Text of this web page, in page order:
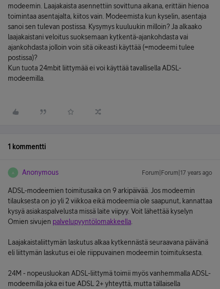
modeemin. Laajakaista asennettiin sovittuna aikana, erittäin hienoa
toimintaa asentajalta, kiitos vain. Modeemista kun kyselin, asentaja
sanoi sen tulevan postissa. Kysymys kuuluukin milloin? Ja alkaako
laajakaistani veloitus suoksemaan kytkentä-ajankohdasta vai
ajankohdasta jolloin voin sitä oikeasti käyttää (=modeemi tulee
postissa)?
Kun tuota 24mbit liittymää ei voi käyttää tavallisella ADSL-
modeemilla.
1 kommentti
A Anonymous Forum|Forum|17 years ago
ADSL-modeemien toimitusaika on 9 arkipäivää. Jos modeemin
tilauksesta on jo yli 2 viikkoa eikä modeemia ole saapunut, kannattaa
kysyä asiakaspalvelusta missä laite viipyy. Voit lähettää kyselyn
Omien sivujen palvelupyyntölomakkeella
Laajakaistaliittymän laskutus alkaa kytkennästä seuraavana päivänä
eli liittymän laskutus ei ole riippuvainen modeemin toimituksesta.
24M - nopeusluokan ADSL-liittymä toimii myös vanhemmalla ADSL-
modeemilla joka ei tue ADSL 2+ yhteyttä, mutta tällaisella